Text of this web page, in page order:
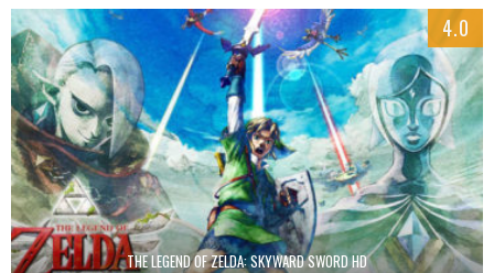
4.0
THE LEGEND OF ZELDA: SKYWARD SWORD HD